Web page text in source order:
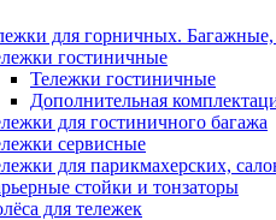
для горничных. Багажные,
гостиничные
Тележки гостиничные
Дополнительная
для гостиничного багажа
сервисные
для парикмахерских,
стойки и тонзаторы
для тележек